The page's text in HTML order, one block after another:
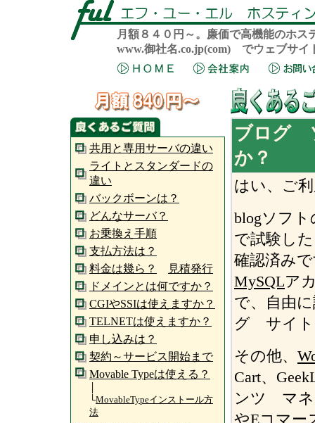
月額８４０円～。廉価で高機能のホス
www.御社名.co.jp(com) でウェブサイ
共用と専用サーバの違い
ライトとスタンダードの
違い
バックボーンは？
どんなサーバ？
お乗換え手順
支払方法は？
料金は幾ら？
見積発行
ドメインとは何ですか？
CGIやSSIは使えますか？
TELNETは使えますか？
申し込みは？
契約～サービス開始まで
Movable Typeは使える？
└MovableTypeインストール方
法
ブログ
か？
はい、ご
blogソフト
で試験し
確認済み
MySQLア
で、自由
グ サイト
その他、
Cart、
ンツ マネ
やEコマー